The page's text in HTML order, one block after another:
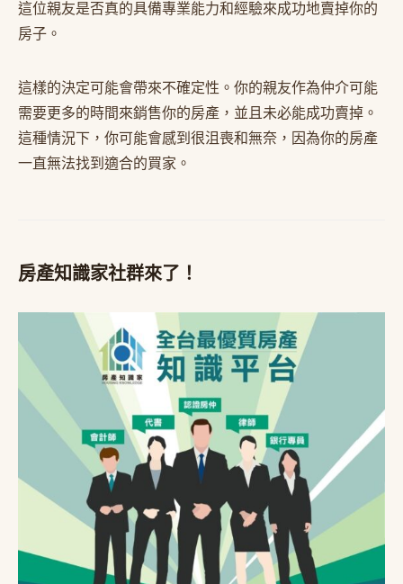
這位親友是否真的具備專業能力和經驗來成功地賣掉你的
房子。
這樣的決定可能會帶來不確定性。你的親友作為仲介可能
需要更多的時間來銷售你的房產，並且未必能成功賣掉。
這種情況下，你可能會感到很沮喪和無奈，因為你的房產
一直無法找到適合的買家。
房產知識家社群來了！